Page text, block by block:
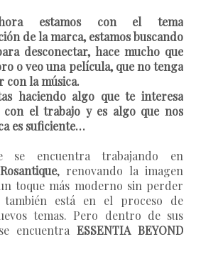
estamos con el tema
de la marca, estamos buscando
desconectar, hace mucho que
o veo una película, que no tenga
con la música.
haciendo algo que te interesa
con el trabajo y es algo que nos
es suficiente…
se encuentra trabajando en
Rosantique, renovando la imagen
toque más moderno sin perder
está en el proceso de
temas. Pero dentro de sus
encuentraESSENTIA BEYOND